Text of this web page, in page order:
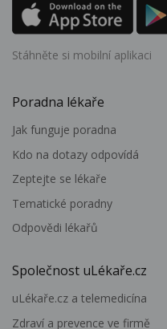
Stáhněte si mobilní aplikaci
Poradna lékaře
Jak funguje poradna
Kdo na dotazy odpovídá
Zeptejte se lékaře
Tematické poradny
Odpovědi lékařů
Společnost uLékaře.cz
uLékaře.cz a telemedicína
Zdraví a prevence ve firmě